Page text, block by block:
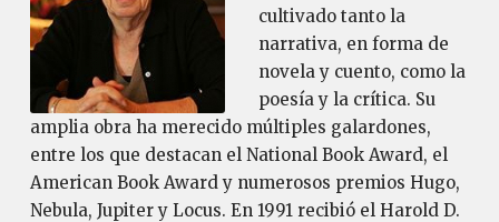
cultivado tanto la
narrativa, en forma de
novela y cuento, como la
poesía y la crítica. Su
amplia obra ha merecido múltiples galardones,
entre los que destacan el National Book Award, el
American Book Award y numerosos premios Hugo,
Nebula, Jupiter y Locus. En 1991 recibió el Harold D.